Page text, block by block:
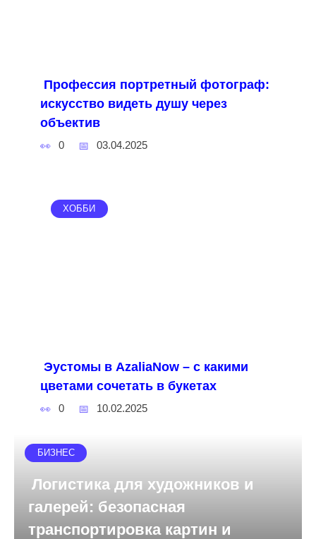
Профессия портретный фотограф:
искусство видеть душу через
объектив
0 03.04.2025
ХОББИ
Эустомы в AzaliaNow – с какими
цветами сочетать в букетах
0 10.02.2025
БИЗНЕС
Логистика для художников и
галерей: безопасная
транспортировка картин и